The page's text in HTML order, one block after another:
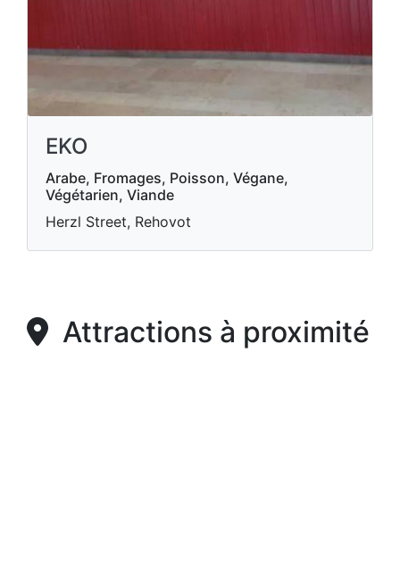
EKO
Arabe, Fromages, Poisson, Végane,
Végétarien, Viande
Herzl Street, Rehovot
Attractions à proximité